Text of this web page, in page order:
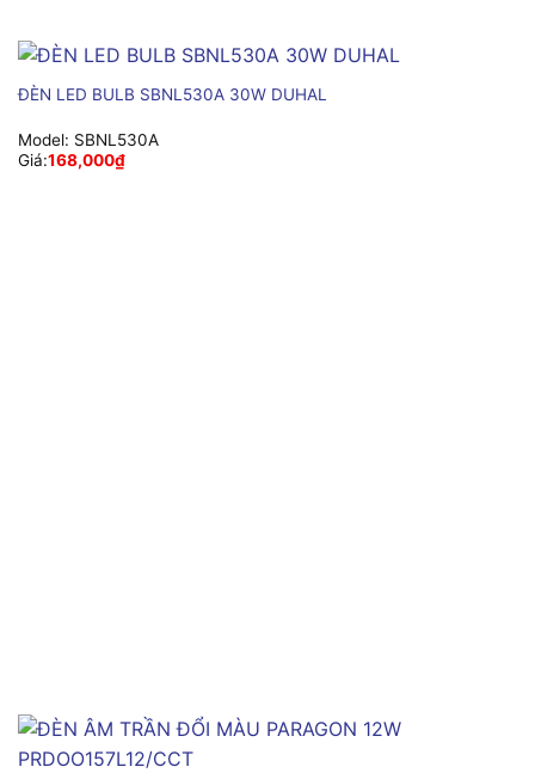
ĐÈN LED BULB SBNL530A 30W DUHAL
Model: SBNL530A
Giá:168,000₫